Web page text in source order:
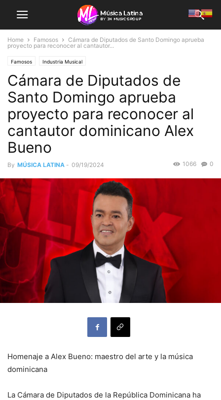
Home Famosos
Cámara de Diputados de Santo Domingo aprueba
proyecto para reconocer al cantautor...
Famosos Industria Musical
Cámara de Diputados de
Santo Domingo aprueba
proyecto para reconocer al
cantautor dominicano Alex
Bueno
By MÚSICA LATINA - 09/19/2024 0
1066
Homenaje a Alex Bueno: maestro del arte y la música
dominicana
La Cámara de Diputados de la República Dominicana ha